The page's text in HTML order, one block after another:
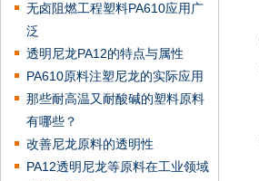
无卤阻燃工程塑料PA610应用广
泛
透明尼龙PA12的特点与属性
PA610原料注塑尼龙的实际应用
那些耐高温又耐酸碱的塑料原料
有哪些？
改善尼龙原料的透明性
PA12透明尼龙等原料在工业领域